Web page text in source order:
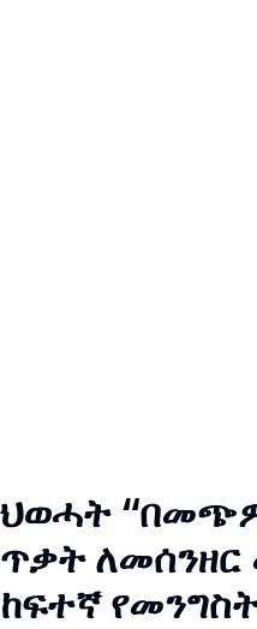
ህወሓት
ጥቃት
ከፍተኛ